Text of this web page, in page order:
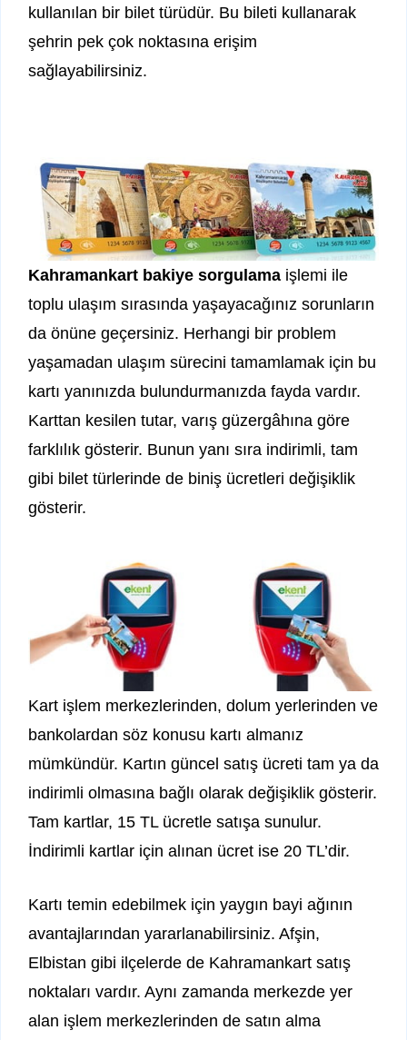
kullanılan bir bilet türüdür. Bu bileti kullanarak
şehrin pek çok noktasına erişim
sağlayabilirsiniz.
Kahramankart bakiye sorgulama işlemi ile
toplu ulaşım sırasında yaşayacağınız sorunların
da önüne geçersiniz. Herhangi bir problem
yaşamadan ulaşım sürecini tamamlamak için bu
kartı yanınızda bulundurmanızda fayda vardır.
Karttan kesilen tutar, varış güzergâhına göre
farklılık gösterir. Bunun yanı sıra indirimli, tam
gibi bilet türlerinde de biniş ücretleri değişiklik
gösterir.
Kart işlem merkezlerinden, dolum yerlerinden ve
bankolardan söz konusu kartı almanız
mümkündür. Kartın güncel satış ücreti tam ya da
indirimli olmasına bağlı olarak değişiklik gösterir.
Tam kartlar, 15 TL ücretle satışa sunulur.
İndirimli kartlar için alınan ücret ise 20 TL’dir.
Kartı temin edebilmek için yaygın bayi ağının
avantajlarından yararlanabilirsiniz. Afşin,
Elbistan gibi ilçelerde de Kahramankart satış
noktaları vardır. Aynı zamanda merkezde yer
alan işlem merkezlerinden de satın alma